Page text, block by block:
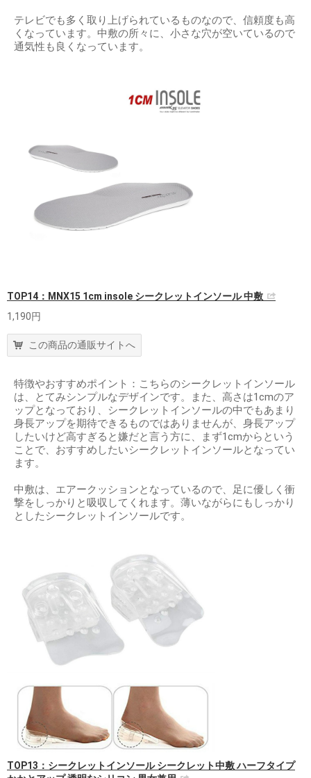
テレビでも多く取り上げられているものなので、信頼度も高
くなっています。中敷の所々に、小さな穴が空いているので
通気性も良くなっています。
TOP14：MNX15 1cm insole シークレットインソール 中敷
1,190円
この商品の通販サイトへ
特徴やおすすめポイント：こちらのシークレットインソール
は、とてみシンプルなデザインです。また、高さは1cmのア
ップとなっており、シークレットインソールの中でもあまり
身長アップを期待できるものではありませんが、身長アップ
したいけど高すぎると嫌だと言う方に、まず1cmからという
ことで、おすすめしたいシークレットインソールとなってい
ます。
中敷は、エアークッションとなっているので、足に優しく衝
撃をしっかりと吸収してくれます。薄いながらにもしっかり
としたシークレットインソールです。
TOP13：シークレットインソール シークレット中敷 ハーフタイプ